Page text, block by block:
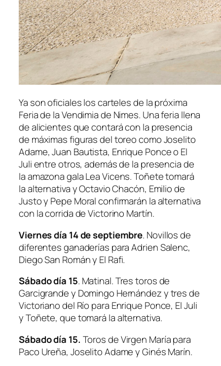
Ya son oficiales los carteles de la próxima
Feria de la Vendimia de Nimes. Una feria llena
de alicientes que contará con la presencia
de máximas figuras del toreo como Joselito
Adame, Juan Bautista, Enrique Ponce o El
Juli entre otros, además de la presencia de
la amazona gala Lea Vicens. Toñete tomará
la alternativa y Octavio Chacón, Emilio de
Justo y Pepe Moral confirmarán la alternativa
con la corrida de Victorino Martín.
Viernes día 14 de septiembre. Novillos de
diferentes ganaderías paraAdrien Salenc,
Diego San Román y El Rafi.
Sábado día 15. Matinal. Tres toros de
Garcigrande y Domingo Hernández y tres de
Victoriano del Río para Enrique Ponce, El Juli
y Toñete, que tomará la alternativa.
Sábado día 15. Toros de Virgen María para
Paco Ureña, Joselito Adame y Ginés Marín.